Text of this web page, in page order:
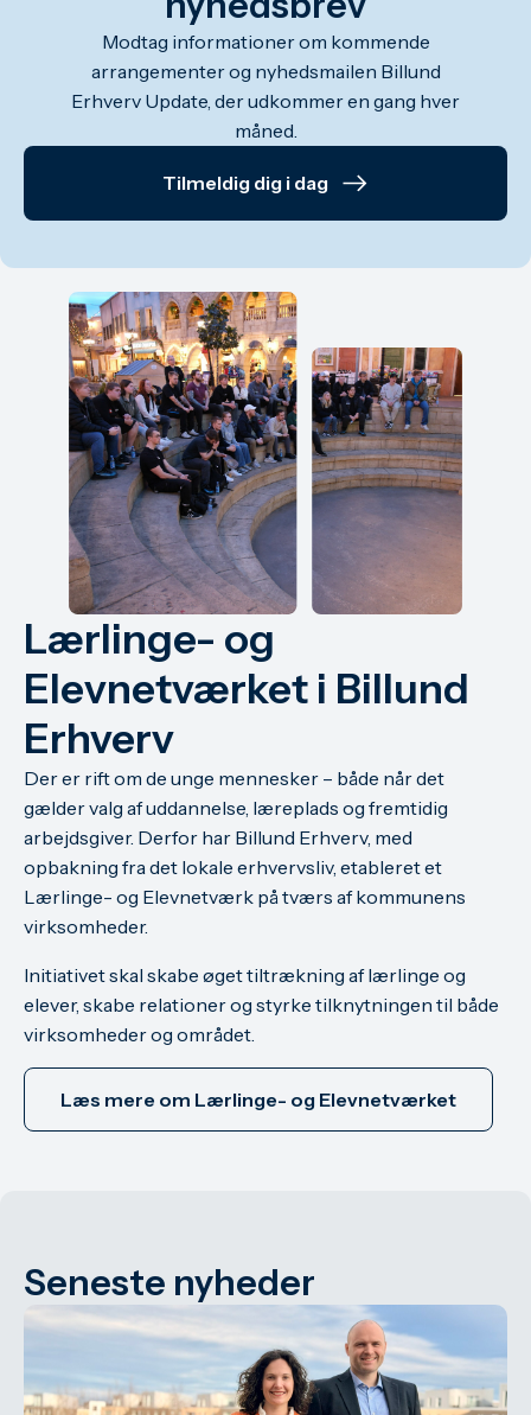
Modtag informationer om kommende
arrangementer og nyhedsmailen Billund
Erhverv Update, der udkommer en gang hver
måned.
Tilmeldig dig i dag
Lærlinge- og
Elevnetværket i Billund
Erhverv
Der er rift om de unge mennesker – både når det
gælder valg af uddannelse, læreplads og fremtidig
arbejdsgiver. Derfor har Billund Erhverv, med
opbakning fra det lokale erhvervsliv, etableret et
Lærlinge- og Elevnetværk på tværs af kommunens
virksomheder.
Initiativet skal skabe øget tiltrækning af lærlinge og
elever, skabe relationer og styrke tilknytningen til både
virksomheder og området.
Læs mere om Lærlinge- og Elevnetværket
Seneste nyheder